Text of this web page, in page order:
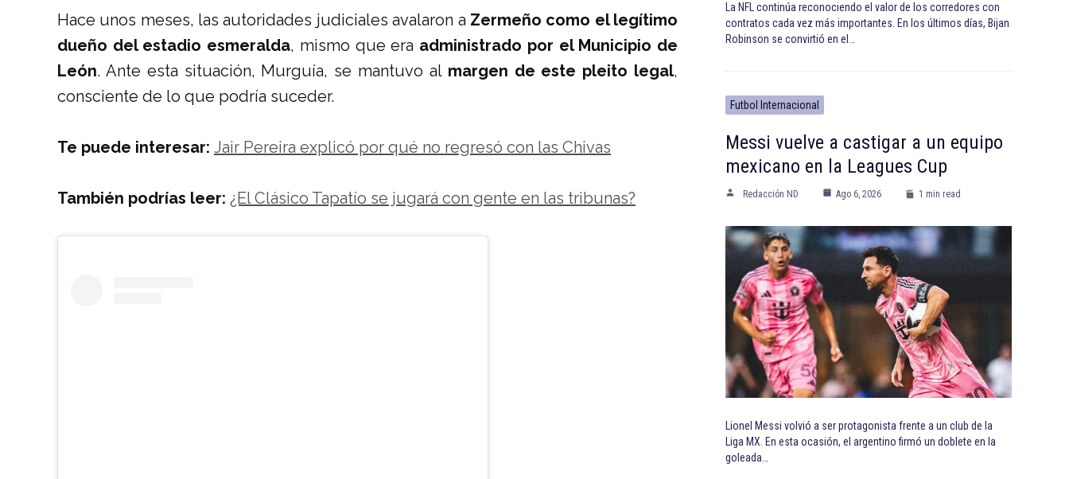
Hace unos meses, las autoridades judiciales avalaron a Zermeño como el legítimo
dueño del estadio esmeralda, mismo que era administrado por el Municipio de
León. Ante esta situación, Murguía, se mantuvo al margen de este pleito legal,
consciente de lo que podría suceder.
Te puede interesar: Jair Pereira explicó por qué no regresó con las Chivas
También podrías leer: ¿El Clásico Tapatío se jugará con gente en las tribunas?
La NFL continúa reconociendo el valor de los corredores con
contratos cada vez más importantes. En los últimos días, Bijan
Robinson se convirtió en el…
Futbol Internacional
Messi vuelve a castigar a un equipo
mexicano en la Leagues Cup
Redacción ND Ago 6, 2026 1 min read
Lionel Messi volvió a ser protagonista frente a un club de la
Liga MX. En esta ocasión, el argentino firmó un doblete en la
goleada…